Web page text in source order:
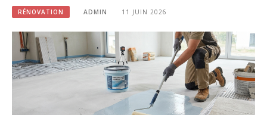
RÉNOVATION ADMIN 11 JUIN 2026